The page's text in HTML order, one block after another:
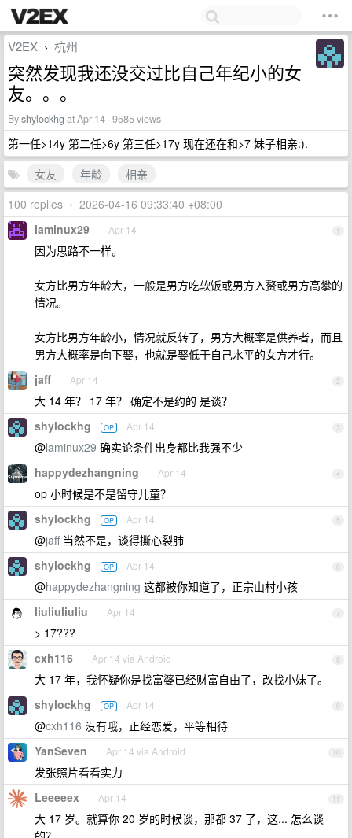
V2EX › 杭州
突然发现我还没交过比自己年纪小的女
友。。。
Byshylockhg at Apr 14 · 9585 views
第一任>14y 第二任>6y 第三任>17y 现在还在和>7 妹子相亲:).
女友
年龄
相亲
100 replies • 2026-04-16 09:33:40 +08:00
1
laminux29 Apr 14
因为思路不一样。
女方比男方年龄大，一般是男方吃软饭或男方入赘或男方高攀的
情况。
女方比男方年龄小，情况就反转了，男方大概率是供养者，而且
男方大概率是向下娶，也就是娶低于自己水平的女方才行。
2
jaff Apr 14
大 14 年？ 17 年？ 确定不是约的 是谈？
3
shylockhg OP Apr 14
@laminux29 确实论条件出身都比我强不少
4
happydezhangning Apr 14
op 小时候是不是留守儿童？
5
shylockhg OP Apr 14
@jaff当然不是，谈得撕心裂肺
6
shylockhg OP Apr 14
@happydezhangning 这都被你知道了，正宗山村小孩
7
liuliuliuliu Apr 14
> 17???
8
cxh116 Apr 14 via Android
大 17 年，我怀疑你是找富婆已经财富自由了，改找小妹了。
9
shylockhg OP Apr 14
@cxh116 没有哦，正经恋爱，平等相待
10
YanSeven Apr 14 via Android
发张照片看看实力
11
Leeeeex Apr 14
大 17 岁。就算你 20 岁的时候谈，那都 37 了，这... 怎么谈